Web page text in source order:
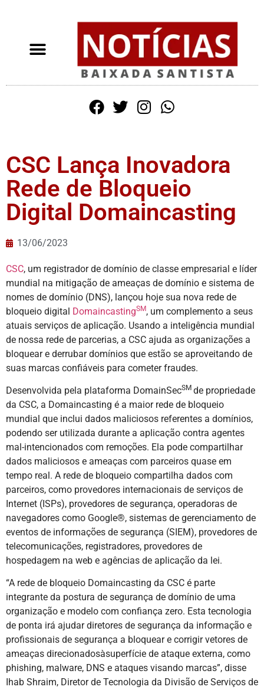
CSC Lança Inovadora
Rede de Bloqueio
Digital Domaincasting
13/06/2023
CSC, um registrador de domínio de classe empresarial e líder
mundial na mitigação de ameaças de domínio e sistema de
nomes de domínio (DNS), lançou hoje sua nova rede de
bloqueio digital DomaincastingSM, um complemento a seus
atuais serviços de aplicação. Usando a inteligência mundial
de nossa rede de parcerias, a CSC ajuda as organizações a
bloquear e derrubar domínios que estão se aproveitando de
suas marcas confiáveis para cometer fraudes.
Desenvolvida pela plataforma DomainSecSM de propriedade
da CSC, a Domaincasting é a maior rede de bloqueio
mundial que inclui dados maliciosos referentes a domínios,
podendo ser utilizada durante a aplicação contra agentes
mal-intencionados com remoções. Ela pode compartilhar
dados maliciosos e ameaças com parceiros quase em
tempo real. A rede de bloqueio compartilha dados com
parceiros, como provedores internacionais de serviços de
Internet (ISPs), provedores de segurança, operadoras de
navegadores como Google®, sistemas de gerenciamento de
eventos de informações de segurança (SIEM), provedores de
telecomunicações, registradores, provedores de
hospedagem na web e agências de aplicação da lei.
“A rede de bloqueio Domaincasting da CSC é parte
integrante da postura de segurança de domínio de uma
organização e modelo com confiança zero. Esta tecnologia
de ponta irá ajudar diretores de segurança da informação e
profissionais de segurança a bloquear e corrigir vetores de
ameaças direcionadosàsuperfície de ataque externa, como
phishing, malware, DNS e ataques visando marcas”, disse
Ihab Shraim, Diretor de Tecnologia da Divisão de Serviços de